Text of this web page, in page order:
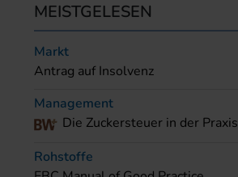
MEISTGELESEN
Markt
Antrag auf Insolvenz
Management
Die Zuckersteuer in der Praxis
Rohstoffe